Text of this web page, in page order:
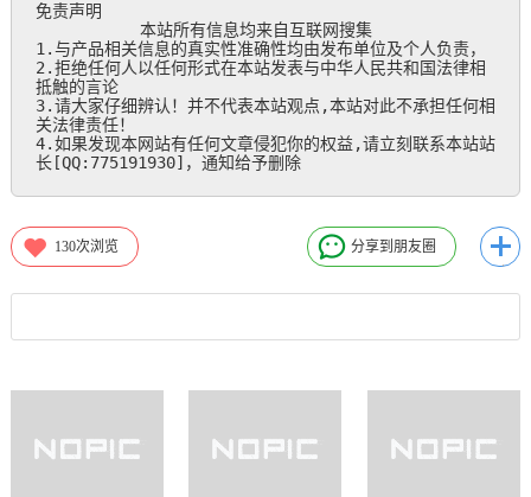
免责声明
本站所有信息均来自互联网搜集
1.与产品相关信息的真实性准确性均由发布单位及个人负责，
2.拒绝任何人以任何形式在本站发表与中华人民共和国法律相
抵触的言论
3.请大家仔细辨认！并不代表本站观点,本站对此不承担任何相
关法律责任！
4.如果发现本网站有任何文章侵犯你的权益,请立刻联系本站站
长[QQ:775191930]，通知给予删除
130次浏览 分享到朋友圈